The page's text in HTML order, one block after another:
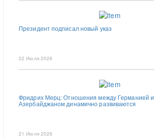
Президент подписал новый указ
22 Июля 2026
Фридрих Мерц: Отношения между Германией и
Азербайджаном динамично развиваются
21 Июля 2026